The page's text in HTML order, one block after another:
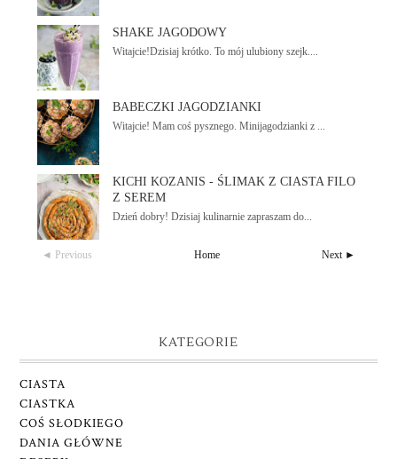
SHAKE JAGODOWY
Witajcie!Dzisiaj krótko. To mój ulubiony szejk....
BABECZKI JAGODZIANKI
Witajcie! Mam coś pysznego. Minijagodzianki z ...
KICHI KOZANIS - ŚLIMAK Z CIASTA FILO
Z SEREM
Dzień dobry! Dzisiaj kulinarnie zapraszam do...
◄ Previous Next ►
Home
KATEGORIE
CIASTA
CIASTKA
COŚ SŁODKIEGO
DANIA GŁÓWNE